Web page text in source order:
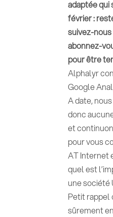
adaptée qui
février :
suivez-nous
abonnez-
pour être
Alphalyr
Google
A date,
donc
et
pour vous
AT Internet
quel est
une société
Petit rappel
sûrement